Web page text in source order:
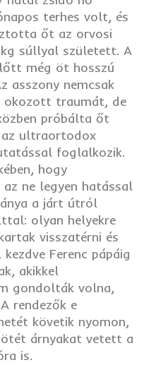
terhes volt, és
őt az orvosi
kg súllyal született. A
még öt hosszú
asszony nemcsak
traumát, de
próbálta őt
az ultraortodox
foglalkozik.
hogy
ne legyen hatással
a járt útról
olyan helyekre
visszatérni és
Ferenc pápáig
akikkel
gondolták volna,
rendezők e
követik nyomon,
árnyakat vetett a
is.